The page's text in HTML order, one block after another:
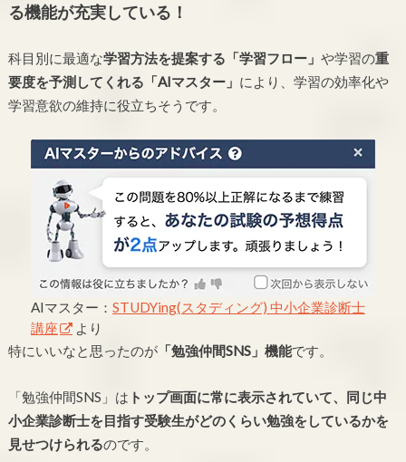
る機能が充実している！
科目別に最適な学習方法を提案する「学習フロー」 や学習の重
要度を予測してくれる「AIマスター」 により、学習の効率化や
学習意欲の維持に役立ちそうです。
AIマスター： STUDYing(スタディング) 中小企業診断士
講座
より
特にいいなと思ったのが「勉強仲間SNS」機能です。
「勉強仲間SNS」は トップ画面に常に表示されていて、同じ中
小企業診断士を目指す受験生がどのくらい勉強をしているかを
見せつけられるのです。